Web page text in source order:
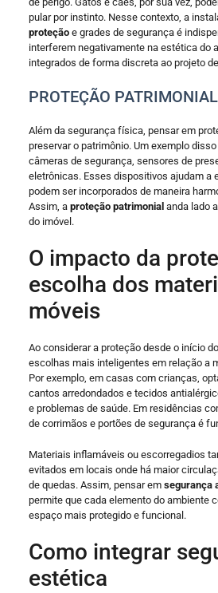
pular por instinto. Nesse contexto, a
proteçãoe grades de segurança é
interferem negativamente na estética do
integrados de forma discreta ao projeto
PROTEÇÃO PATRIMONIAL
Além da segurança física, pensar em
preservar o patrimônio. Um exemplo
câmeras de segurança, sensores de
eletrônicas. Esses dispositivos ajudam a
podem ser incorporados de maneira
Assim, a proteção patrimonial anda lado
do imóvel.
O impacto da
escolha dos
móveis
Ao considerar a proteção desde o início
escolhas mais inteligentes em relação a
Por exemplo, em casas com crianças,
cantos arredondados e tecidos
e problemas de saúde. Em residências
de corrimãos e portões de segurança é
Materiais inflamáveis ou escorregadios
evitados em locais onde há maior
de quedas. Assim, pensar em segurança
permite que cada elemento do ambiente
espaço mais protegido e funcional.
Como integrar
estética